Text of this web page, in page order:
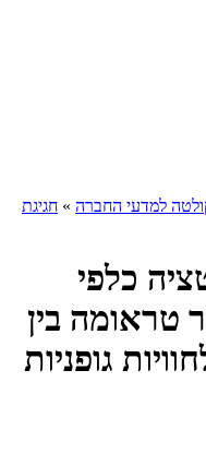
למדעי החברה » חגיגת
כלפי
טראומה בין
גופניות